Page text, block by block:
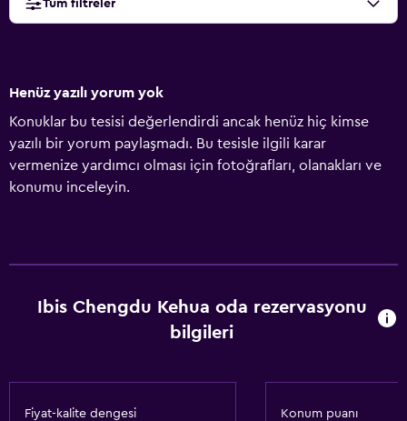
Tüm filtreler
Henüz yazılı yorum yok
Konuklar bu tesisi değerlendirdi ancak henüz hiç kimse
yazılı bir yorum paylaşmadı. Bu tesisle ilgili karar
vermenize yardımcı olması için fotoğrafları, olanakları ve
konumu inceleyin.
Ibis Chengdu Kehua oda rezervasyonu
bilgileri
Fiyat-kalite dengesi Konum puanı